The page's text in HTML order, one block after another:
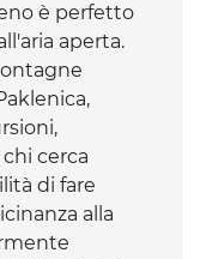
è perfetto
aperta.
cerca
di fare
alla